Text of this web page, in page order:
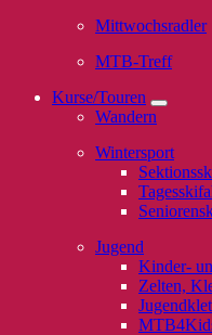
Mittwochsradler
MTB-Treff
Kurse/Touren
Wandern
Wintersport
Jugend
Kinder-
Zelten,